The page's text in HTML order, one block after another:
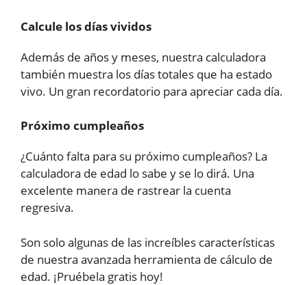
Calcule los días vividos
Además de años y meses, nuestra calculadora
también muestra los días totales que ha estado
vivo. Un gran recordatorio para apreciar cada día.
Próximo cumpleaños
¿Cuánto falta para su próximo cumpleaños? La
calculadora de edad lo sabe y se lo dirá. Una
excelente manera de rastrear la cuenta
regresiva.
Son solo algunas de las increíbles características
de nuestra avanzada herramienta de cálculo de
edad. ¡Pruébela gratis hoy!